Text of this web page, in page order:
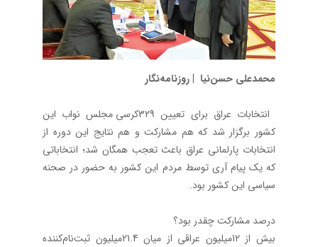
محمدعلی حسن‌نیا | روزنامه‌نگار
انتخابات عراق برای تعیین 329کرسی مجلس نواب این
کشور برگزار شد که هم مشارکت و هم نتایج این دوره از
انتخابات پارلمانی عراق باعث تعجب همگان شد؛ انتخاباتی
که یک پیام آری توسط مردم این کشور به حضور در صحنه
سیاسی این کشور بود.
درصد مشارکت چقدر بود؟
بیش از 12میلیون عراقی از میان 21.4میلیون ثبت‌نام‌کننده